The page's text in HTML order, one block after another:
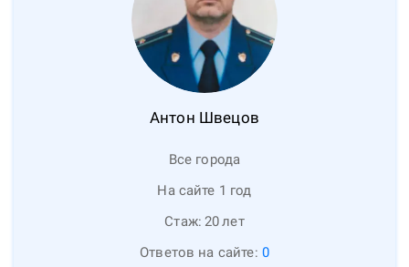
Антон Швецов
Все города
На сайте 1 год
Стаж: 20лет
Ответов на сайте: 0